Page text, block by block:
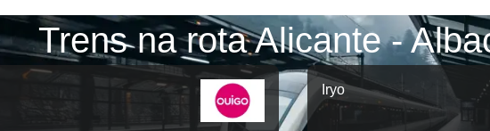
Trens na rota Alicante -
Iryo